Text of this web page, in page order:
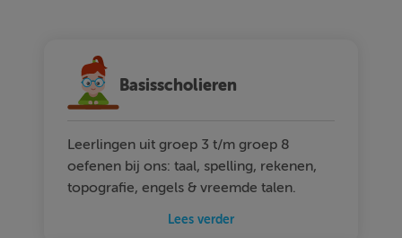
Basisscholieren
Leerlingen uit groep 3 t/m groep 8
oefenen bij ons: taal, spelling, rekenen,
topografie, engels & vreemde talen.
Lees verder